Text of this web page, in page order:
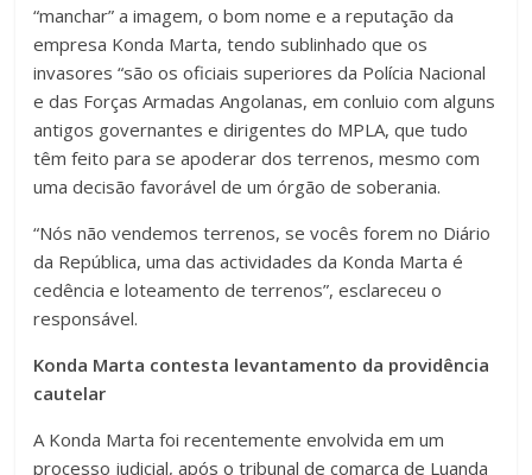
“manchar” a imagem, o bom nome e a reputação da
empresa Konda Marta, tendo sublinhado que os
invasores “são os oficiais superiores da Polícia Nacional
e das Forças Armadas Angolanas, em conluio com alguns
antigos governantes e dirigentes do MPLA, que tudo
têm feito para se apoderar dos terrenos, mesmo com
uma decisão favorável de um órgão de soberania.
“Nós não vendemos terrenos, se vocês forem no Diário
da República, uma das actividades da Konda Marta é
cedência e loteamento de terrenos”, esclareceu o
responsável.
Konda Marta contesta levantamento da providência
cautelar
A Konda Marta foi recentemente envolvida em um
processo judicial, após o tribunal de comarca de Luanda